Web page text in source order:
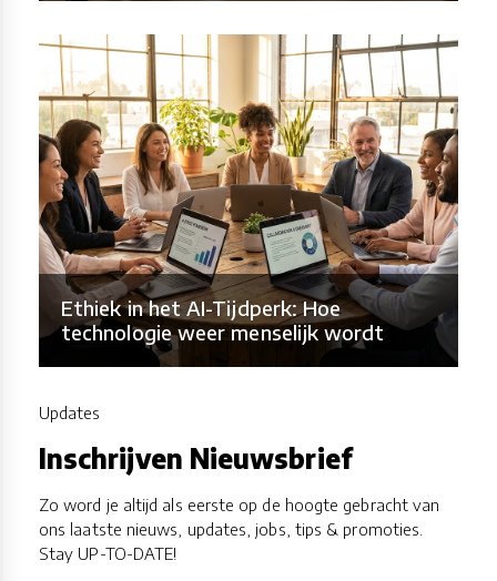
Ethiek in het AI-Tijdperk: Hoe
technologie weer menselijk wordt
Updates
Inschrijven Nieuwsbrief
Zo word je altijd als eerste op de hoogte gebracht van
ons laatste nieuws, updates, jobs, tips & promoties.
Stay UP-TO-DATE!